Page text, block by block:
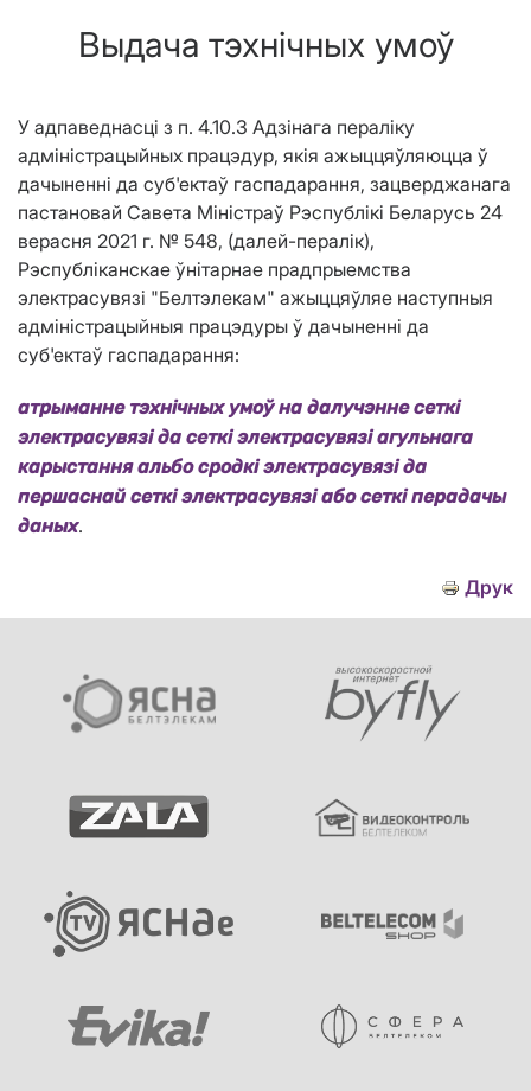
Выдача тэхнічных умоў
У адпаведнасці з п. 4.10.3 Адзінага пераліку
адміністрацыйных працэдур, якія ажыццяўляюцца ў
дачыненні да суб'ектаў гаспадарання, зацверджанага
пастановай Савета Міністраў Рэспублікі Беларусь 24
верасня 2021 г. № 548, (далей-пералік),
Рэспубліканскае ўнітарнае прадпрыемства
электрасувязі "Белтэлекам" ажыццяўляе наступныя
адміністрацыйныя працэдуры ў дачыненні да
суб'ектаў гаспадарання:
атрыманне тэхнічных умоў на далучэнне сеткі
электрасувязі да сеткі электрасувязі агульнага
карыстання альбо сродкі электрасувязі да
першаснай сеткі электрасувязі або сеткі перадачы
даных.
Друк